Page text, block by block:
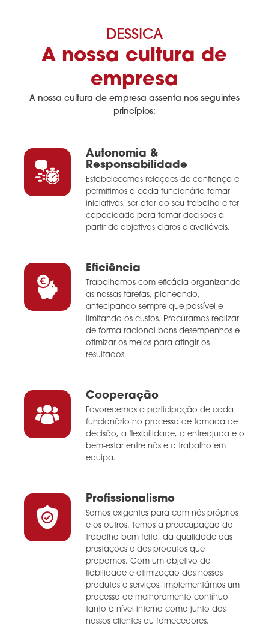
DESSICA
A nossa cultura de
empresa
A nossa cultura de empresa assenta nos seguintes
princípios:
Autonomia &
Responsabilidade
Estabelecemos relações de confiança e
permitimos a cada funcionário tomar
iniciativas, ser ator do seu trabalho e ter
capacidade para tomar decisões a
partir de objetivos claros e avaliáveis.
Eficiência
Trabalhamos com eficácia organizando
as nossas tarefas, planeando,
antecipando sempre que possível e
limitando os custos. Procuramos realizar
de forma racional bons desempenhos e
otimizar os meios para atingir os
resultados.
Cooperação
Favorecemos a participação de cada
funcionário no processo de tomada de
decisão, a flexibilidade, a entreajuda e o
bem-estar entre nós e o trabalho em
equipa.
Profissionalismo
Somos exigentes para com nós próprios
e os outros. Temos a preocupação do
trabalho bem feito, da qualidade das
prestações e dos produtos que
propomos. Com um objetivo de
fiabilidade e otimização dos nossos
produtos e serviços, implementámos um
processo de melhoramento contínuo
tanto a nível interno como junto dos
nossos clientes ou fornecedores.